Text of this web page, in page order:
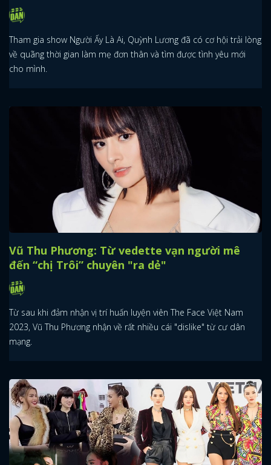
Tham gia show Người Ấy Là Ai, Quỳnh Lương đã có cơ hội trải lòng
về quãng thời gian làm mẹ đơn thân và tìm được tình yêu mới
cho mình.
Vũ Thu Phương: Từ vedette vạn người mê
đến “chị Trôi” chuyên "ra dẻ"
Từ sau khi đảm nhận vị trí huấn luyện viên The Face Việt Nam
2023, Vũ Thu Phương nhận về rất nhiều cái "dislike" từ cư dân
mạng.